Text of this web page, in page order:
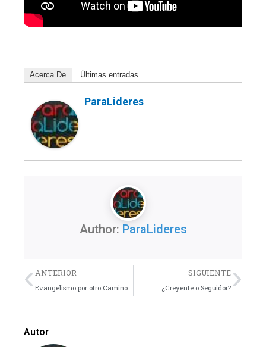
Acerca De Últimas entradas
ParaLideres
Author: ParaLideres
Previo
ANTERIOR
Evangelismo por otro Camino
SIGUIENTE
¿Creyente o Seguidor?
Autor